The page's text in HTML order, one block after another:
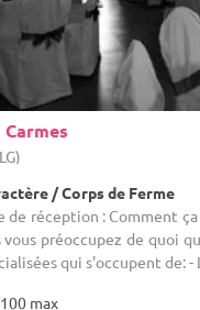
Carmes
/ Corps de Ferme
de réception : Comment ça
préoccupez de quoi
qui s'occupent de: -
100 max